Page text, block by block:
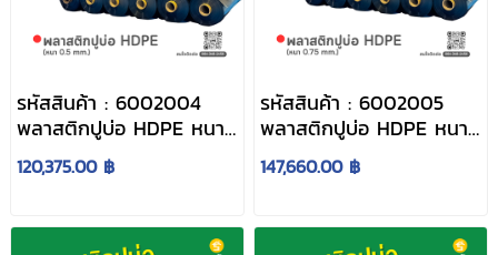
รหัสสินค้า : 6002004
พลาสติกปูบ่อ HDPE หนา
0.5 mm.
120,375.00 ฿
รหัสสินค้า : 6002005
พลาสติกปูบ่อ HDPE หนา
0.75 mm.
147,660.00 ฿